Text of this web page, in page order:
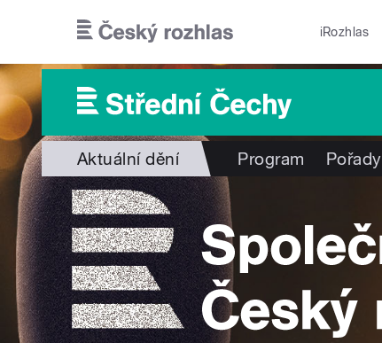
iRozhlas
Aktuální dění Program Pořady